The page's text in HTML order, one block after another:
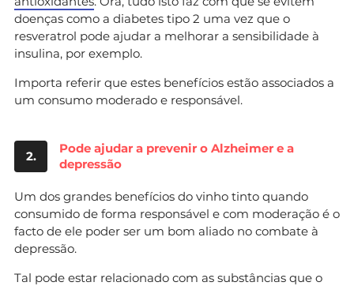
doenças como a diabetes tipo 2 uma vez que o
resveratrol pode ajudar a melhorar a sensibilidade à
insulina, por exemplo.
Importa referir que estes benefícios estão associados a
um consumo moderado e responsável.
2.
Pode ajudar a prevenir o Alzheimer e a
depressão
Um dos grandes benefícios do vinho tinto quando
consumido de forma responsável e com moderação é o
facto de ele poder ser um bom aliado no combate à
depressão.
Tal pode estar relacionado com as substâncias que o